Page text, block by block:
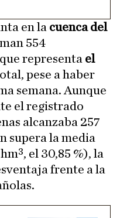
en la cuenca del
554
representa el
pese a haber
semana. Aunque
el registrado
alcanzaba 257
supera la media
el 30,85 %), la
frente a la